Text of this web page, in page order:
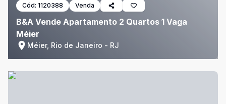
Cód: 1120388 Venda
B&A Vende Apartamento 2 Quartos 1 Vaga
Méier
Méier, Rio de Janeiro - RJ